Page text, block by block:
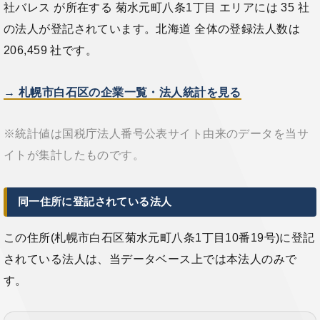
社バレス が所在する 菊水元町八条1丁目 エリアには 35 社
の法人が登記されています。北海道 全体の登録法人数は
206,459 社です。
→ 札幌市白石区の企業一覧・法人統計を見る
※統計値は国税庁法人番号公表サイト由来のデータを当サ
イトが集計したものです。
同一住所に登記されている法人
この住所(札幌市白石区菊水元町八条1丁目10番19号)に登記
されている法人は、当データベース上では本法人のみで
す。